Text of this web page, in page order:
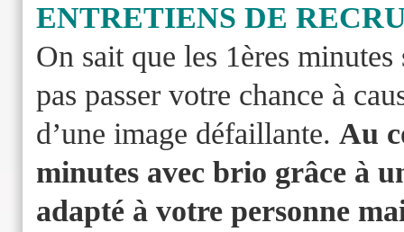
ENTRETIENS DE
On sait que les 1ères
pas passer votre chance à
d’une image défaillante. Au
minutes avec brio grâce à
adapté à votre personne